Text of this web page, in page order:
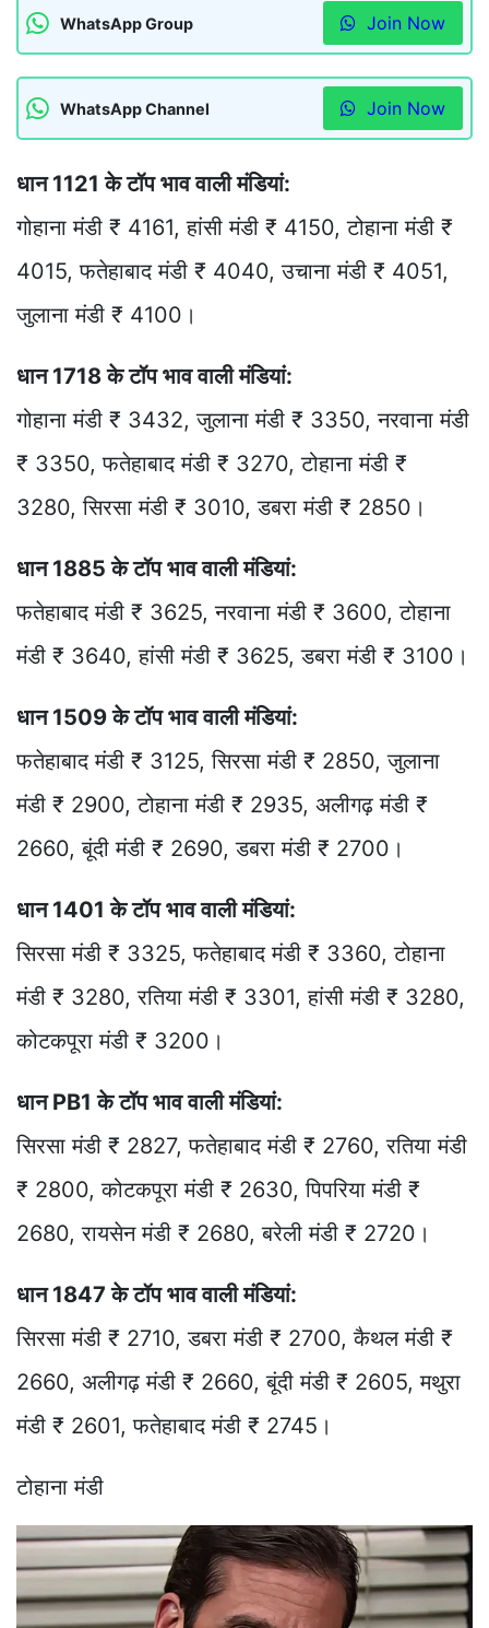
WhatsApp Group Join Now
WhatsApp Channel Join Now
धान 1121 के टॉप भाव वाली मंडियां:
गोहाना मंडी ₹ 4161, हांसी मंडी ₹ 4150, टोहाना मंडी ₹
4015, फतेहाबाद मंडी ₹ 4040, उचाना मंडी ₹ 4051,
जुलाना मंडी ₹ 4100।
धान 1718 के टॉप भाव वाली मंडियां:
गोहाना मंडी ₹ 3432, जुलाना मंडी ₹ 3350, नरवाना मंडी
₹ 3350, फतेहाबाद मंडी ₹ 3270, टोहाना मंडी ₹
3280, सिरसा मंडी ₹ 3010, डबरा मंडी ₹ 2850।
धान 1885 के टॉप भाव वाली मंडियां:
फतेहाबाद मंडी ₹ 3625, नरवाना मंडी ₹ 3600, टोहाना
मंडी ₹ 3640, हांसी मंडी ₹ 3625, डबरा मंडी ₹ 3100।
धान 1509 के टॉप भाव वाली मंडियां:
फतेहाबाद मंडी ₹ 3125, सिरसा मंडी ₹ 2850, जुलाना
मंडी ₹ 2900, टोहाना मंडी ₹ 2935, अलीगढ़ मंडी ₹
2660, बूंदी मंडी ₹ 2690, डबरा मंडी ₹ 2700।
धान 1401 के टॉप भाव वाली मंडियां:
सिरसा मंडी ₹ 3325, फतेहाबाद मंडी ₹ 3360, टोहाना
मंडी ₹ 3280, रतिया मंडी ₹ 3301, हांसी मंडी ₹ 3280,
कोटकपूरा मंडी ₹ 3200।
धान PB1 के टॉप भाव वाली मंडियां:
सिरसा मंडी ₹ 2827, फतेहाबाद मंडी ₹ 2760, रतिया मंडी
₹ 2800, कोटकपूरा मंडी ₹ 2630, पिपरिया मंडी ₹
2680, रायसेन मंडी ₹ 2680, बरेली मंडी ₹ 2720।
धान 1847 के टॉप भाव वाली मंडियां:
सिरसा मंडी ₹ 2710, डबरा मंडी ₹ 2700, कैथल मंडी ₹
2660, अलीगढ़ मंडी ₹ 2660, बूंदी मंडी ₹ 2605, मथुरा
मंडी ₹ 2601, फतेहाबाद मंडी ₹ 2745।
टोहाना मंडी